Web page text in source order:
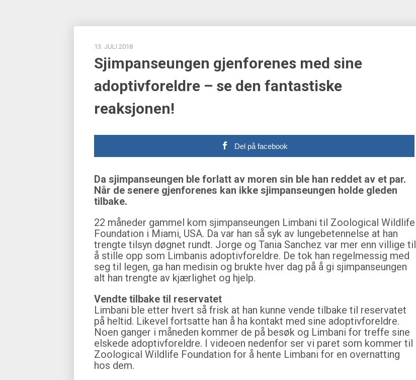
13. JULI 2018
Sjimpanseungen gjenforenes med sine
adoptivforeldre – se den fantastiske
reaksjonen!
Del på facebook
Da sjimpanseungen ble forlatt av moren sin ble han reddet av et par.
Når de senere gjenforenes kan ikke sjimpanseungen holde gleden
tilbake.
22 måneder gammel kom sjimpanseungen Limbani til Zoological Wildlife
Foundation i Miami, USA. Da var han så syk av lungebetennelse at han
trengte tilsyn døgnet rundt. Jorge og Tania Sanchez var mer enn villige til
å stille opp som Limbanis adoptivforeldre. De tok han regelmessig med
seg til legen, ga han medisin og brukte hver dag på å gi sjimpanseungen
alt han trengte av kjærlighet og hjelp.
Vendte tilbake til reservatet
Limbani ble etter hvert så frisk at han kunne vende tilbake til reservatet
på heltid. Likevel fortsatte han å ha kontakt med sine adoptivforeldre.
Noen ganger i måneden kommer de på besøk og Limbani for treffe sine
elskede adoptivforeldre. I videoen nedenfor ser vi paret som kommer til
Zoological Wildlife Foundation for å hente Limbani for en overnatting
hos dem.